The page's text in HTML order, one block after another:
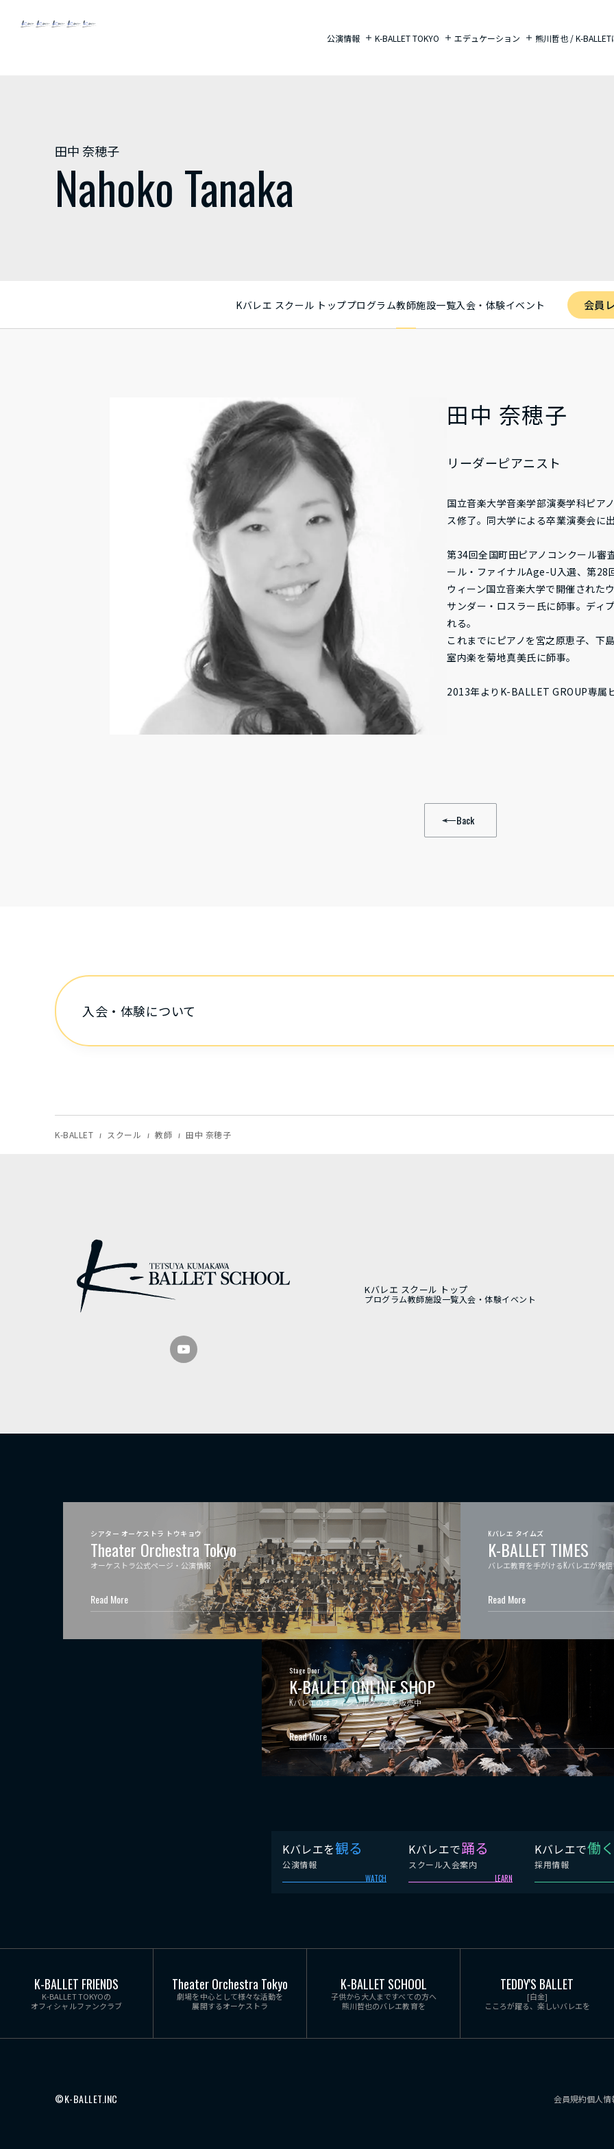
公演情報 K-BALLET TOKYO エデュケーション 熊川哲也 / K-
田中 奈穂子
Nahoko Tanaka
Kバレエ スクール トッププログラム教師施設一覧入会・体験イベント 会員
田中 奈穂子
リーダーピアニスト
国立音楽大学音楽学部演奏学科ピア
ス修了。同大学による卒業演奏会に
第34回全国町田ピアノコンクール審
ール・ファイナルAge-U入選、第28
ウィーン国立音楽大学で開催された
サンダー・ロスラー氏に師事。ディ
れる。
これまでにピアノを宮之原恵子、下
室内楽を菊地真美氏に師事。
2013年よりK-BALLET GROUP専属
Back
入会・体験について
K-BALLET スクール 教師 田中 奈穂子
Kバレエ スクール トップ
プログラム教師施設一覧入会・体験イベント
シアター オーケストラ トウキョウ
Theater Orchestra Tokyo
オーケストラ公式ページ・公演情報
Read More
Kバレエ タイムズ
K-BALLET TIMES
バレエ教育を手がけるKバレエが発
Read More
Stage Door
K-BALLET ONLINE SHOP
Kバレエのオフィシャルグッズを販売中
Read More
Kバレエを観る
公演情報
WATCH
Kバレエで踊る
スクール入会案内
LEARN
Kバレエで働
採用情報
K-BALLET FRIENDS
K-BALLET TOKYOの
オフィシャルファンクラブ
Theater Orchestra Tokyo
劇場を中心として様々な活動を
展開するオーケストラ
K-BALLET SCHOOL
子供から大人まですべての方へ
熊川哲也のバレエ教育を
TEDDY'S BALLET
[白金]
こころが躍る、楽しいバレエを
会員規約個人情
©K-BALLET.INC